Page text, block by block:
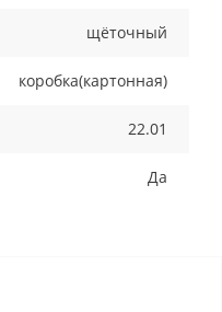
щёточный
коробка(картонная)
22.01
Да